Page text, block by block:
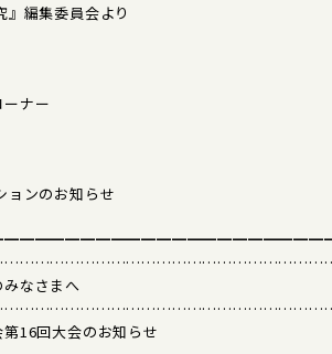
編集委員会より
ナー
ンのお知らせ
なさまへ
16回大会のお知らせ